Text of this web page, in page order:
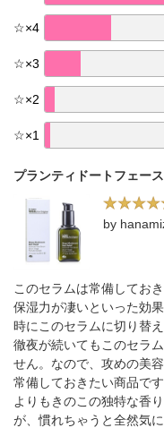
☆×4
☆×3
☆×2
☆×1
プランティドートフェー
by
このセラムは常備してお
保湿力が凄いといった効
時にこのセラムに切り替
徹夜が続いてもこのセラ
せん。なので、攻めの美
常備しておきたい商品で
よりもきのこの独特な香
が、慣れちゃうと全然気に